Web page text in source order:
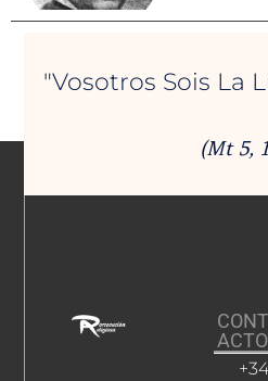
"Vosotros Sois La
(Mt 5,
CONT
ACTO
+34